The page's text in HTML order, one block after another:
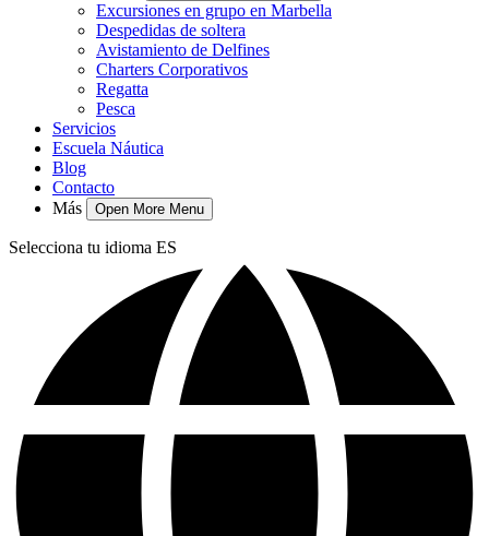
Excursiones en grupo en Marbella
Despedidas de soltera
Avistamiento de Delfines
Charters Corporativos
Regatta
Pesca
Servicios
Escuela Náutica
Blog
Contacto
Más
Open More Menu
Selecciona tu idioma ES